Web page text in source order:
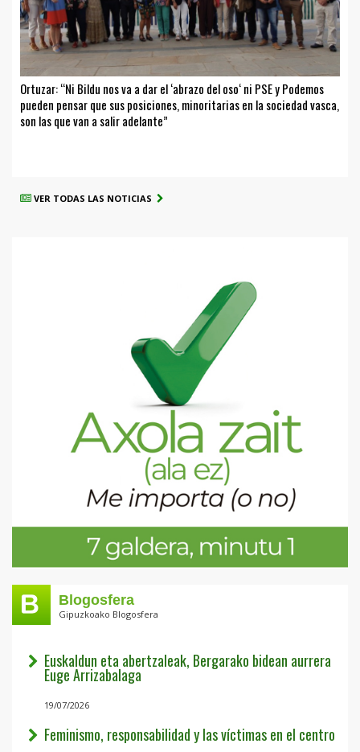
Ortuzar: “Ni Bildu nos va a dar el ‘abrazo del oso‘ ni PSE y Podemos
pueden pensar que sus posiciones, minoritarias en la sociedad vasca,
son las que van a salir adelante”
VER TODAS LAS NOTICIAS
Blogosfera
Gipuzkoako Blogosfera
Euskaldun eta abertzaleak, Bergarako bidean aurrera
Euge Arrizabalaga
19/07/2026
Feminismo, responsabilidad y las víctimas en el centro